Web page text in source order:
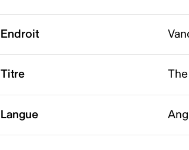
Endroit
Titre
Langue